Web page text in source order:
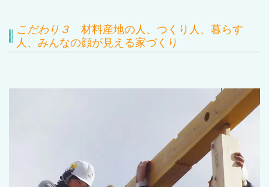
こだわり ３
材料産地の人、つくり人、暮らす
人、みんなの顔が見える家づくり